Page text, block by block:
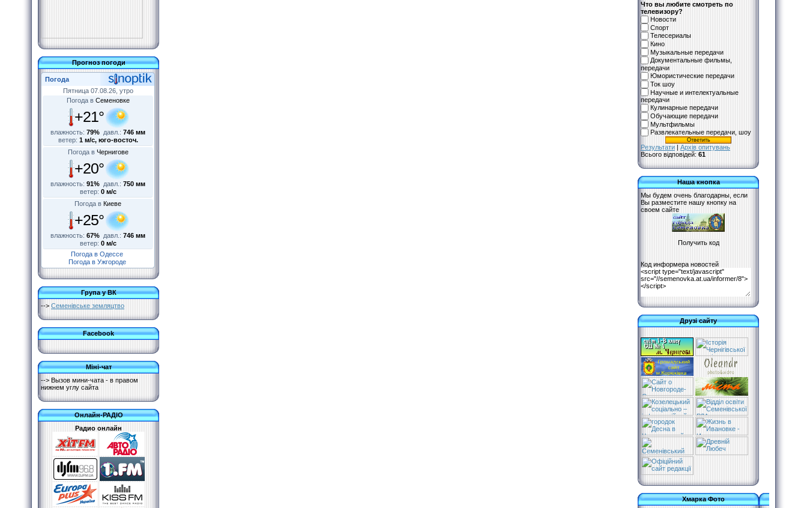
Прогноз погоди
Погода
Пятница 07.08.26, утро
Погода в Семеновке
+21°
влажность: 79% давл.: 746 мм
ветер: 1 м/с, юго-восточ.
Погода в Чернигове
+20°
влажность: 91% давл.: 750 мм
ветер: 0 м/с
Погода в Киеве
+25°
влажность: 67% давл.: 746 мм
ветер: 0 м/с
Погода в Одессе
Погода в Ужгороде
Група у ВК
--> Семенівське земляцтво
Facebook
Міні-чат
--> Вызов мини-чата - в правом
нижнем углу сайта
Онлайн-РАДІО
Радио онлайн
Что вы любите смотреть по
телевизору?
Новости
Спорт
Телесериалы
Кино
Музыкальные передачи
Документальные фильмы,
передачи
Юмористические передачи
Ток шоу
Научные и интелектуальные
передачи
Кулинарные передачи
Обучающие передачи
Мультфильмы
Развлекательные передачи, шоу
Результати | Архів опитувань
Всього відповідей: 61
Наша кнопка
Мы будем очень благодарны, если
Вы разместите нашу кнопку на
своем сайте
Код информера новостей
Друзі сайту
Хмарка Фото